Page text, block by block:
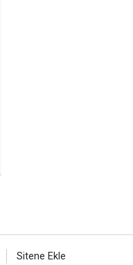
Sitene Ekle